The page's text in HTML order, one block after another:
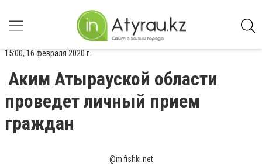
15:00, 16 февраля 2020 г.
Аким Атырауской области
проведет личный прием
граждан
@m.fishki.net